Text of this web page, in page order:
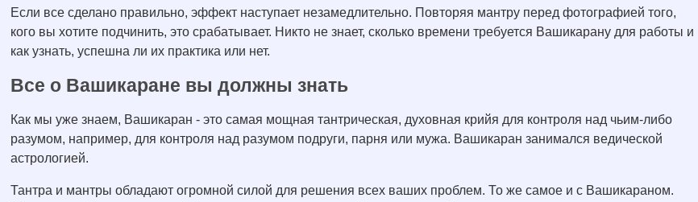
Если все сделано правильно, эффект наступает незамедлительно. Повторяя мантру перед фотографией того,
кого вы хотите подчинить, это срабатывает. Никто не знает, сколько времени требуется Вашикарану для работы и
как узнать, успешна ли их практика или нет.
Все о Вашикаране вы должны знать
Как мы уже знаем, Вашикаран - это самая мощная тантрическая, духовная крийя для контроля над чьим-либо
разумом, например, для контроля над разумом подруги, парня или мужа. Вашикаран занимался ведической
астрологией.
Тантра и мантры обладают огромной силой для решения всех ваших проблем. То же самое и с Вашикараном.